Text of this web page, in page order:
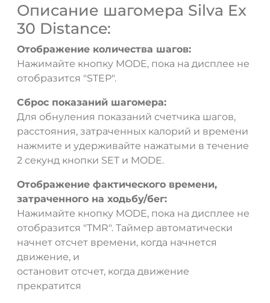
Описание шагомера Silva Ex
30 Distance:
Отображение количества шагов:
Нажимайте кнопку MODE, пока на дисплее не
отобразится "STEP".
Сброс показаний шагомера:
Для обнуления показаний счетчика шагов,
расстояния, затраченных калорий и времени
нажмите и удерживайте нажатыми в течение
2 секунд кнопки SET и MODE.
Отображение фактического времени,
затраченного на ходьбу/бег:
Нажимайте кнопку MODE, пока на дисплее не
отобразится "TMR". Таймер автоматически
начнет отсчет времени, когда начнется
движение, и
остановит отсчет, когда движение
прекратится
ДА НЕТ